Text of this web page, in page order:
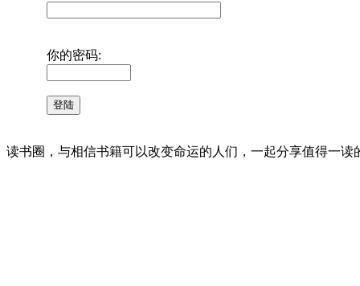
你的密码:
读书圈，与相信书籍可以改变命运的人们，一起分享值得一读